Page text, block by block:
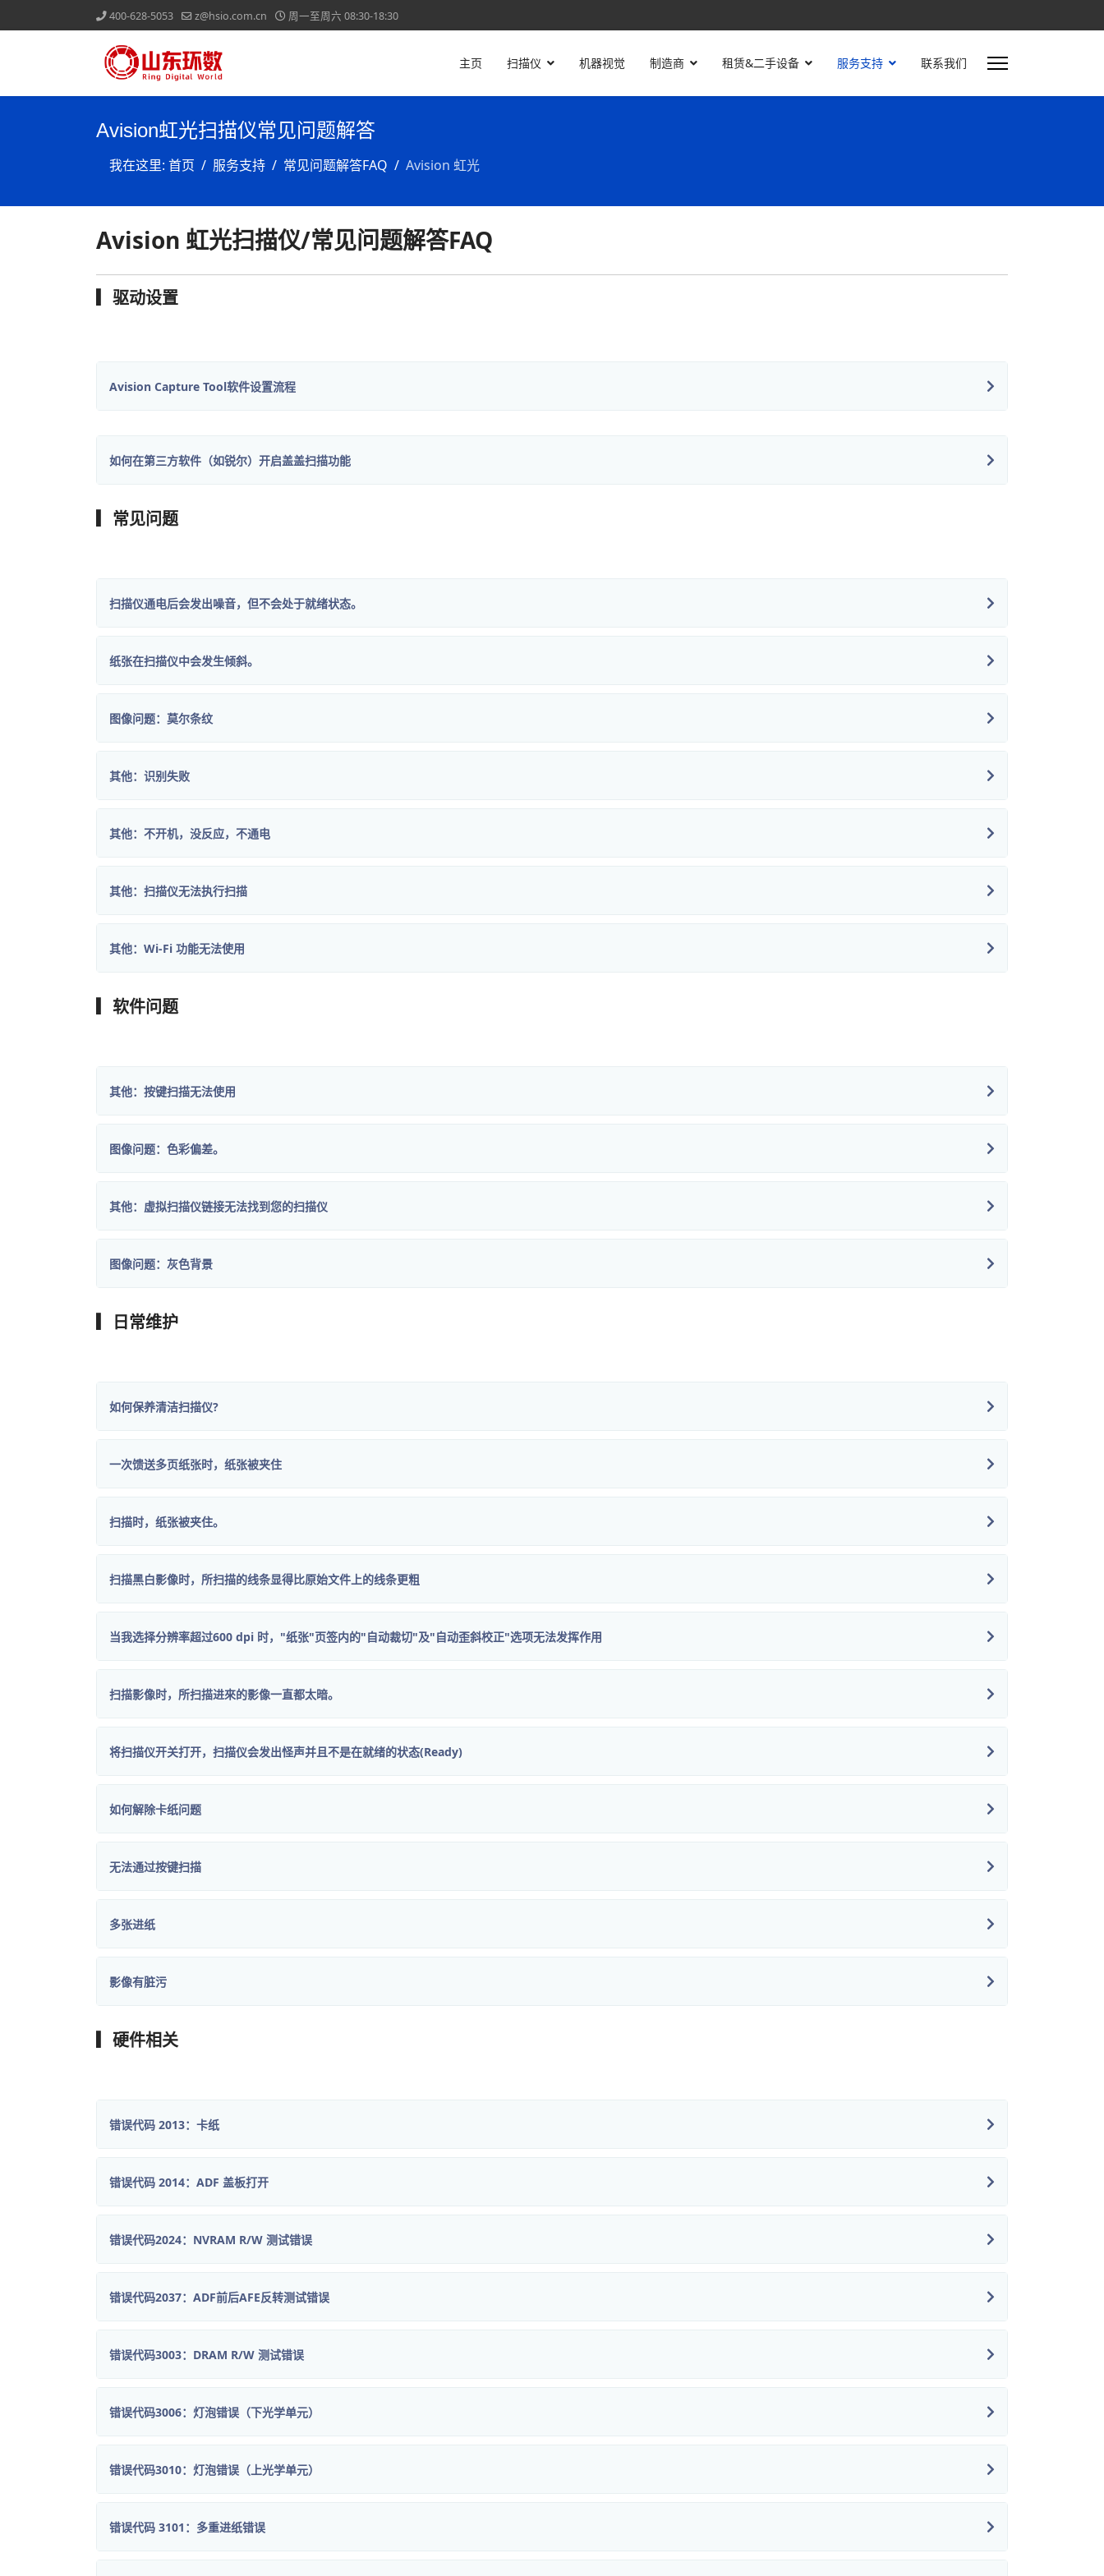
400-628-5053 z@hsio.com.cn 周一至周六 08:30-18:30
主页 扫描仪 机器视觉 制造商 租赁&二手设备 服务支持 联系我们
Avision虹光扫描仪常见问题解答
我在这里: 首页 服务支持 常见问题解答FAQ Avision 虹光
Avision 虹光扫描仪/常见问题解答FAQ
▎驱动设置
Avision Capture Tool软件设置流程
如何在第三方软件（如锐尔）开启盖盖扫描功能
▎常见问题
扫描仪通电后会发出噪音，但不会处于就绪状态。
纸张在扫描仪中会发生倾斜。
图像问题：莫尔条纹
其他：识别失败
其他：不开机，没反应，不通电
其他：扫描仪无法执行扫描
其他：Wi-Fi 功能无法使用
▎软件问题
其他：按键扫描无法使用
图像问题：色彩偏差。
其他：虚拟扫描仪链接无法找到您的扫描仪
图像问题：灰色背景
▎日常维护
如何保养清洁扫描仪?
一次馈送多页纸张时，纸张被夹住
扫描时，纸张被夹住。
扫描黑白影像时，所扫描的线条显得比原始文件上的线条更粗
当我选择分辨率超过600 dpi 时，"纸张"页签内的"自动裁切"及"自动歪斜校正"选项无法发挥作用
扫描影像时，所扫描进來的影像一直都太暗。
将扫描仪开关打开，扫描仪会发出怪声并且不是在就绪的状态(Ready)
如何解除卡纸问题
无法通过按键扫描
多张进纸
影像有脏污
▎硬件相关
错误代码 2013：卡纸
错误代码 2014：ADF 盖板打开
错误代码2024：NVRAM R/W 测试错误
错误代码2037：ADF前后AFE反转测试错误
错误代码3003：DRAM R/W 测试错误
错误代码3006：灯泡错误（下光学单元）
错误代码3010：灯泡错误（上光学单元）
错误代码 3101：多重进纸错误